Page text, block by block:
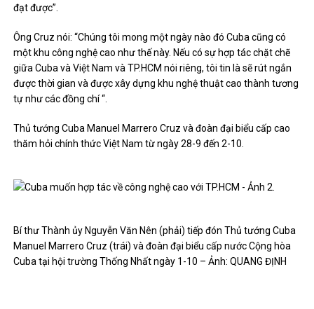
đạt được”.
Ông Cruz nói: “Chúng tôi mong một ngày nào đó Cuba cũng có
một khu công nghệ cao như thế này. Nếu có sự hợp tác chặt chẽ
giữa Cuba và Việt Nam và TP.HCM nói riêng, tôi tin là sẽ rút ngắn
được thời gian và được xây dựng khu nghệ thuật cao thành tương
tự như các đồng chí “.
Thủ tướng Cuba Manuel Marrero Cruz và đoàn đại biểu cấp cao
thăm hỏi chính thức Việt Nam từ ngày 28-9 đến 2-10.
Bí thư Thành ủy Nguyễn Văn Nên (phải) tiếp đón Thủ tướng Cuba
Manuel Marrero Cruz (trái) và đoàn đại biểu cấp nước Cộng hòa
Cuba tại hội trường Thống Nhất ngày 1-10 – Ảnh: QUANG ĐỊNH